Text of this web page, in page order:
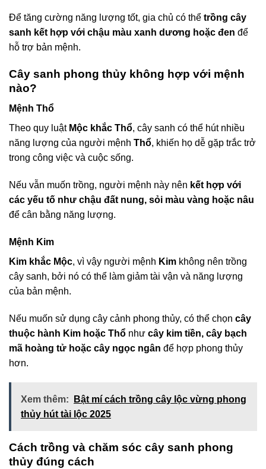
Để tăng cường năng lượng tốt, gia chủ có thể trồng cây
sanh kết hợp với chậu màu xanh dương hoặc đen để
hỗ trợ bản mệnh.
Cây sanh phong thủy không hợp với mệnh
nào?
Mệnh Thổ
Theo quy luật Mộc khắc Thổ, cây sanh có thể hút nhiều
năng lượng của người mệnh Thổ, khiến họ dễ gặp trắc trở
trong công việc và cuộc sống.
Nếu vẫn muốn trồng, người mệnh này nên kết hợp với
các yếu tố như chậu đất nung, sỏi màu vàng hoặc nâu
để cân bằng năng lượng.
Mệnh Kim
Kim khắc Mộc, vì vậy người mệnh Kim không nên trồng
cây sanh, bởi nó có thể làm giảm tài vận và năng lượng
của bản mệnh.
Nếu muốn sử dụng cây cảnh phong thủy, có thể chọn cây
thuộc hành Kim hoặc Thổ như cây kim tiền, cây bạch
mã hoàng tử hoặc cây ngọc ngân để hợp phong thủy
hơn.
Xem thêm:
Bật mí cách trồng cây lộc vừng phong
thủy hút tài lộc 2025
Cách trồng và chăm sóc cây sanh phong
thủy đúng cách